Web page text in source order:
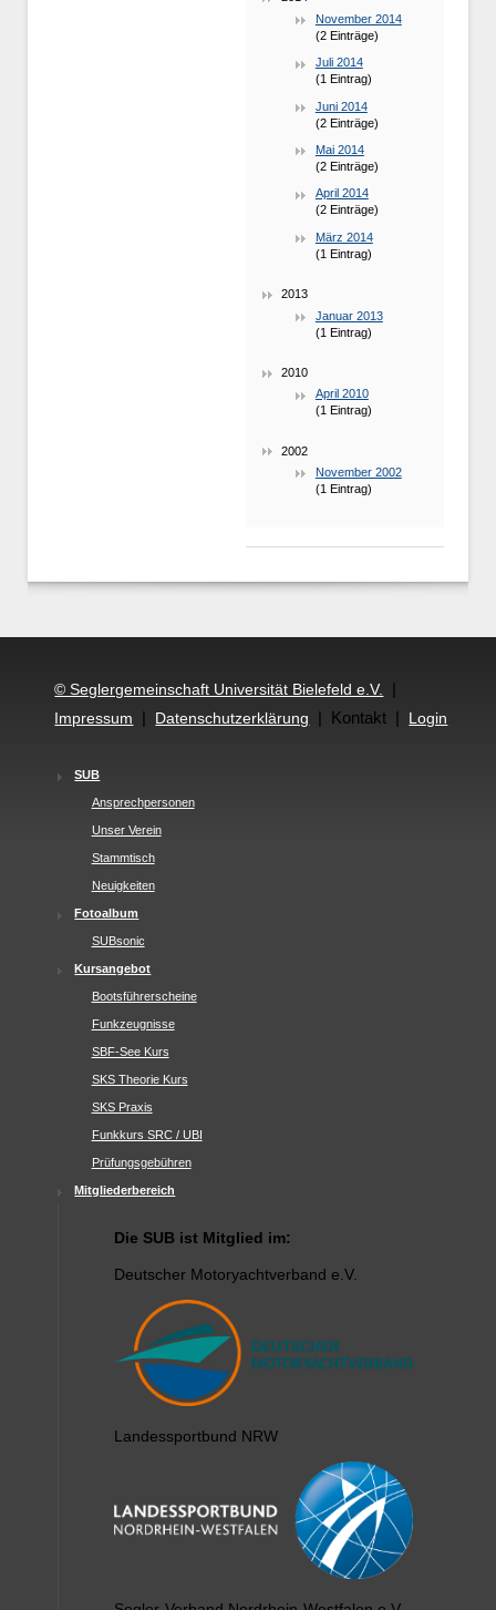
November 2014
(2 Einträge)
Juli 2014
(1 Eintrag)
Juni 2014
(2 Einträge)
Mai 2014
(2 Einträge)
April 2014
(2 Einträge)
März 2014
(1 Eintrag)
2013
Januar 2013
(1 Eintrag)
2010
April 2010
(1 Eintrag)
2002
November 2002
(1 Eintrag)
© Seglergemeinschaft Universität Bielefeld e.V. |
Impressum | Datenschutzerklärung | Kontakt | Login
SUB
Ansprechpersonen
Unser Verein
Stammtisch
Neuigkeiten
Fotoalbum
SUBsonic
Kursangebot
Bootsführerscheine
Funkzeugnisse
SBF-See Kurs
SKS Theorie Kurs
SKS Praxis
Funkkurs SRC / UBI
Prüfungsgebühren
Mitgliederbereich
Die SUB ist Mitglied im:
Deutscher Motoryachtverband e.V.
Landessportbund NRW